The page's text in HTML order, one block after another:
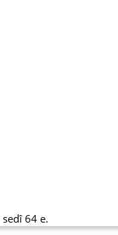
64 e.